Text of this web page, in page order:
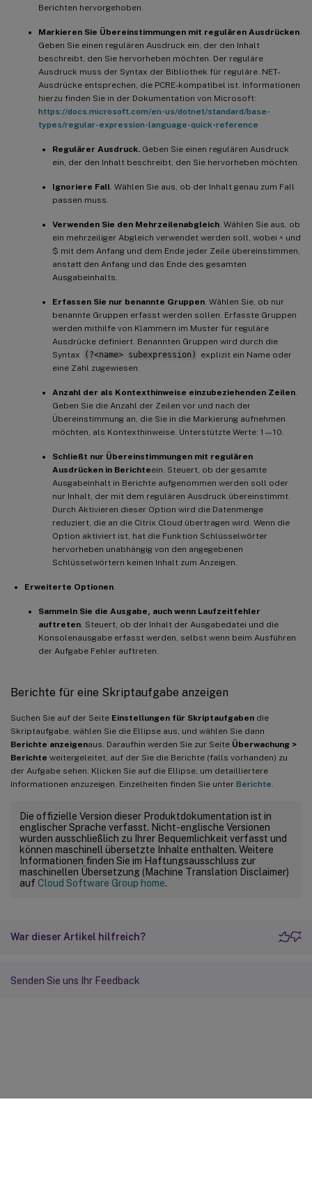
Berichten hervorgehoben.
Markieren Sie Übereinstimmungen mit regulären Ausdrücken
Geben Sie einen regulären Ausdruck ein, der den Inhalt
beschreibt, den Sie hervorheben möchten. Der reguläre
Ausdruck muss der Syntax der Bibliothek für reguläre .NET-
Ausdrücke entsprechen, die PCRE-kompatibel ist. Informationen
hierzu finden Sie in der Dokumentation von Microsoft:
https://docs.microsoft.com/en-us/dotnet/standard/base-
types/regular-expression-language-quick-reference
Regulärer Ausdruck. Geben Sie einen regulären Ausdruck
ein, der den Inhalt beschreibt, den Sie hervorheben möchten.
Ignoriere Fall . Wählen Sie aus, ob der Inhalt genau zum Fall
passen muss.
Verwenden Sie den Mehrzeilenabgleich . Wählen Sie aus, ob
ein mehrzeiliger Abgleich verwendet werden soll, wobei ^ und
$ mit dem Anfang und dem Ende jeder Zeile übereinstimmen,
anstatt den Anfang und das Ende des gesamten
Ausgabeinhalts.
Erfassen Sie nur benannte Gruppen . Wählen Sie, ob nur
benannte Gruppen erfasst werden sollen. Erfasste Gruppen
werden mithilfe von Klammern im Muster für reguläre
Ausdrücke definiert. Benannten Gruppen wird durch die
Syntax
(?<name> subexpression)
explizit ein Name oder
eine Zahl zugewiesen.
Anzahl der als Kontexthinweise einzubeziehenden Zeilen
Geben Sie die Anzahl der Zeilen vor und nach der
Übereinstimmung an, die Sie in die Markierung aufnehmen
möchten, als Kontexthinweise. Unterstützte Werte: 1—10.
Schließt nur Übereinstimmungen mit regulären
Ausdrücken in Berichteein. Steuert, ob der gesamte
Ausgabeinhalt in Berichte aufgenommen werden soll oder
nur Inhalt, der mit dem regulären Ausdruck übereinstimmt.
Durch Aktivieren dieser Option wird die Datenmenge
reduziert, die an die Citrix Cloud übertragen wird. Wenn die
Option aktiviert ist, hat die Funktion Schlüsselwörter
hervorheben unabhängig von den angegebenen
Schlüsselwörtern keinen Inhalt zum Anzeigen.
Erweiterte Optionen
Sammeln Sie die Ausgabe, auch wenn Laufzeitfehler
auftreten . Steuert, ob der Inhalt der Ausgabedatei und die
Konsolenausgabe erfasst werden, selbst wenn beim Ausführen
der Aufgabe Fehler auftreten.
Berichte für eine Skriptaufgabe anzeigen
Suchen Sie auf der Seite Einstellungen für Skriptaufgaben die
Skriptaufgabe, wählen Sie die Ellipse aus, und wählen Sie dann
Berichte anzeigenaus. Daraufhin werden Sie zur Seite Überwachung >
Berichte weitergeleitet, auf der Sie die Berichte (falls vorhanden) zu
der Aufgabe sehen. Klicken Sie auf die Ellipse, um detailliertere
Informationen anzuzeigen. Einzelheiten finden Sie unter Berichte
Die offizielle Version dieser Produktdokumentation ist in
englischer Sprache verfasst. Nicht-englische Versionen
wurden ausschließlich zu Ihrer Bequemlichkeit verfasst und
können maschinell übersetzte Inhalte enthalten. Weitere
Informationen finden Sie im Haftungsausschluss zur
maschinellen Übersetzung (Machine Translation Disclaimer)
auf Cloud Software Group home.
War dieser Artikel hilfreich?
Senden Sie uns Ihr Feedback